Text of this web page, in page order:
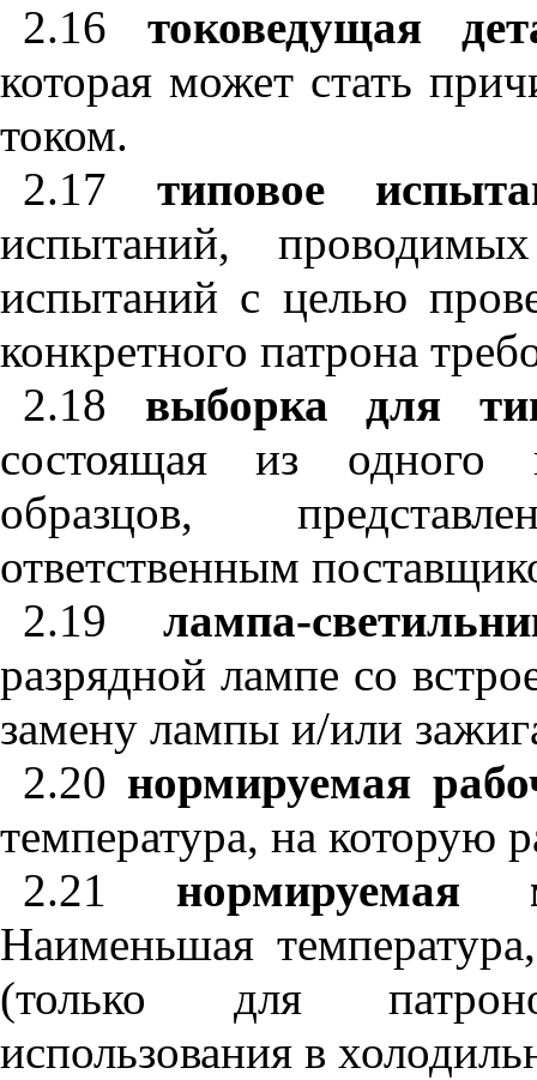
2.16 токоведущая
которая может стать
током.
2.17 типовое
испытаний,
испытаний с целью
конкретного патрона
2.18 выборка для
состоящая из одного
образцов,
ответственным
2.19лампа-
разрядной лампе со
замену лампы и/или
2.20 нормируемая
температура, на которую
2.21 нормируемая
Наименьшая
(только для
использования в